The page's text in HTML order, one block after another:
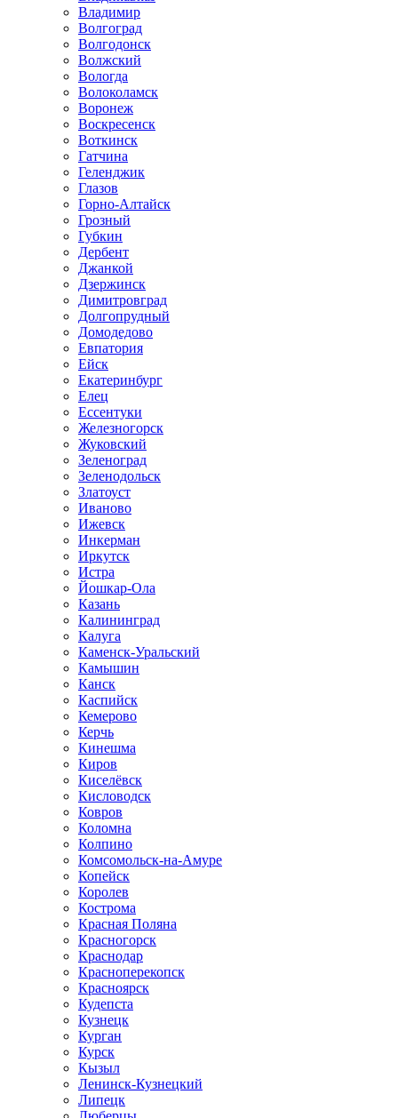
Владимир
Волгоград
Волгодонск
Волжский
Вологда
Волоколамск
Воронеж
Воскресенск
Воткинск
Гатчина
Геленджик
Глазов
Горно-Алтайск
Грозный
Губкин
Дербент
Джанкой
Дзержинск
Димитровград
Долгопрудный
Домодедово
Евпатория
Ейск
Екатеринбург
Елец
Ессентуки
Железногорск
Жуковский
Зеленоград
Зеленодольск
Златоуст
Иваново
Ижевск
Инкерман
Иркутск
Истра
Йошкар-Ола
Казань
Калининград
Калуга
Каменск-Уральский
Камышин
Канск
Каспийск
Кемерово
Керчь
Кинешма
Киров
Киселёвск
Кисловодск
Ковров
Коломна
Колпино
Комсомольск-на-Амуре
Копейск
Королев
Кострома
Красная Поляна
Красногорск
Краснодар
Красноперекопск
Красноярск
Кудепста
Кузнецк
Курган
Курск
Кызыл
Ленинск-Кузнецкий
Липецк